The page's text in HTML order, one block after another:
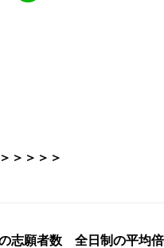
＞＞＞＞
志願者数 全日制の平均